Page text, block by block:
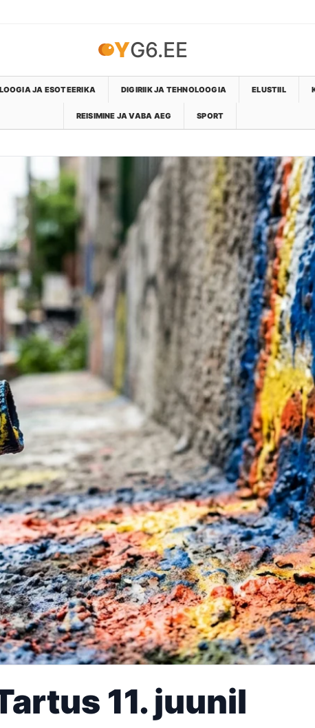
YG6.EE
JA ESOTEERIKA DIGIRIIK JA TEHNOLOOGIA ELUSTIIL
REISIMINE JA VABA AEG SPORT
11. juunil